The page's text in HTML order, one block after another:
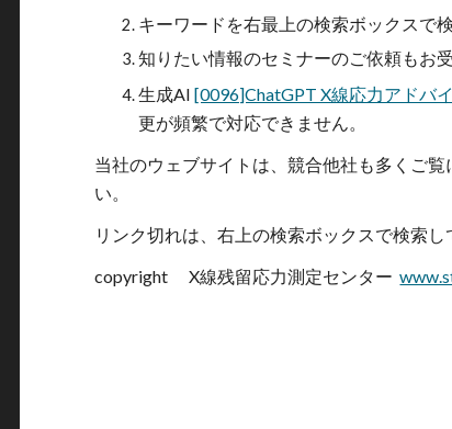
キーワードを右最上の検索ボックスで
知りたい情報のセミナーのご依頼もお
生成AI[0096]ChatGPT X線応力アドバ
更が頻繁で対応できません。
当社のウェブサイトは、競合他社も多くご
い。
リンク切れは、右上の検索ボックスで検索し
copyright X線残留応力測定センター